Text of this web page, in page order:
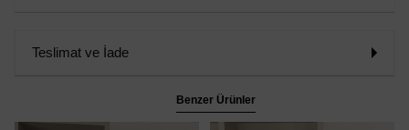
Teslimat ve İade
Benzer Ürünler